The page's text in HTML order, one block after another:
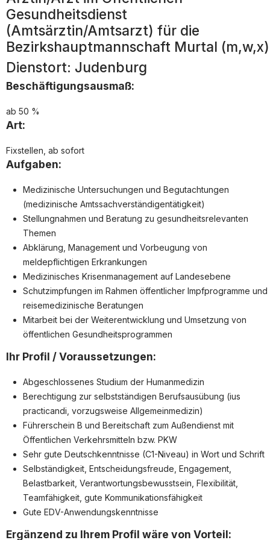
Gesundheitsdienst
(Amtsärztin/Amtsarzt) für die
Bezirkshauptmannschaft Murtal (m,w,x)
Dienstort: Judenburg
Beschäftigungsausmaß:
ab 50 %
Art:
Fixstellen, ab sofort
Aufgaben:
Medizinische Untersuchungen und Begutachtungen
(medizinische Amtssachverständigentätigkeit)
Stellungnahmen und Beratung zu gesundheitsrelevanten
Themen
Abklärung, Management und Vorbeugung von
meldepflichtigen Erkrankungen
Medizinisches Krisenmanagement auf Landesebene
Schutzimpfungen im Rahmen öffentlicher Impfprogramme und
reisemedizinische Beratungen
Mitarbeit bei der Weiterentwicklung und Umsetzung von
öffentlichen Gesundheitsprogrammen
Ihr Profil / Voraussetzungen:
Abgeschlossenes Studium der Humanmedizin
Berechtigung zur selbstständigen Berufsausübung (ius
practicandi, vorzugsweise Allgemeinmedizin)
Führerschein B und Bereitschaft zum Außendienst mit
Öffentlichen Verkehrsmitteln bzw. PKW
Sehr gute Deutschkenntnisse (C1-Niveau) in Wort und Schrift
Selbständigkeit, Entscheidungsfreude, Engagement,
Belastbarkeit, Verantwortungsbewusstsein, Flexibilität,
Teamfähigkeit, gute Kommunikationsfähigkeit
Gute EDV-Anwendungskenntnisse
Ergänzend zu Ihrem Profil wäre von Vorteil:
Partner
Systemstatus
Jobs
Jobs in Wien
Jobs in Graz
Jobs in Salzburg
Beliebte Suchen
DGKP
Pflegeassistenz
Facharzt
Assistenzarzt
Physiotherapeut:in
Allgemeinmedizin
Für Unternehmen
Kandidaten finden
Inserat buchen
medjobs.at 2026ImpressumAGBDatenschutz
Cookie-Einstellungen